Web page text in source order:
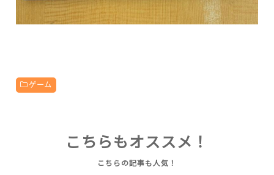
ゲーム
こちらもオススメ！